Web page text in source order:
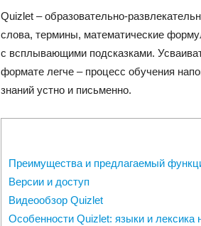
Quizlet – образовательно-
слова, термины, математические
с всплывающими подсказками.
формате легче – процесс обучения
знаний устно и письменно.
Преимущества и предлагаемый
Версии и доступ
Видеообзор Quizlet
Особенности Quizlet: языки и лексика